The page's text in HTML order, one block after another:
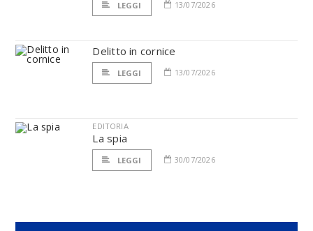
LEGGI 13/07/2026
Delitto in cornice
LEGGI 13/07/2026
EDITORIA
La spia
LEGGI 30/07/2026